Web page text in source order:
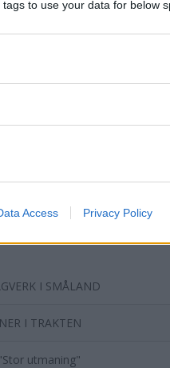
to use your data for below
Access Privacy Policy
I SMÅLAND
I TRAKTEN
utmaning"